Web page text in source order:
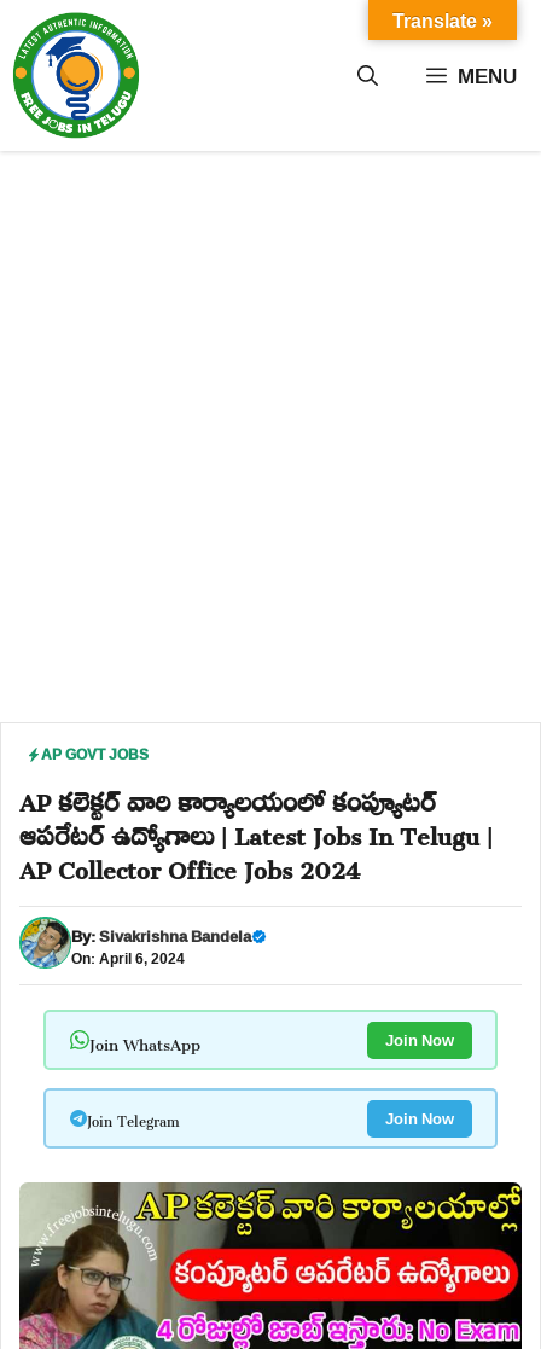
content MENU
AP GOVT JOBS
AP కలెక్టర్ వారి కార్యాలయంలో కంప్యూటర్
ఆపరేటర్ ఉద్యోగాలు | Latest Jobs In Telugu |
AP Collector Office Jobs 2024
By:Sivakrishna Bandela
On: April 6, 2024
Join WhatsApp Join Now
Join Telegram Join Now
Translate »